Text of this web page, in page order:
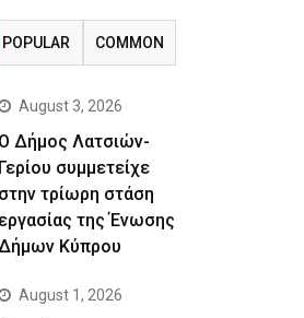
POPULAR COMMON
August 3, 2026
Ο Δήμος Λατσιών-
Γερίου συμμετείχε
στην τρίωρη στάση
εργασίας της Ένωσης
Δήμων Κύπρου
August 1, 2026